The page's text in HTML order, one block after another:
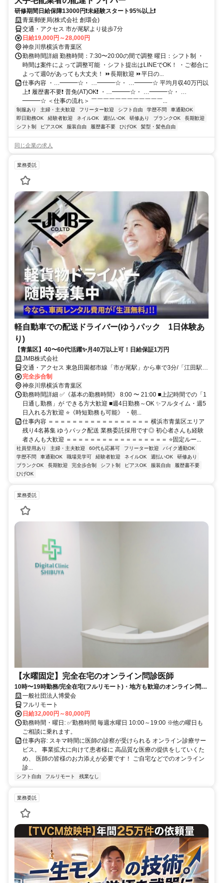
研修期間日給保障13000円❗未経験スタート95%以上❗
青葉郵便局(株式会社 創環会)
交通・アクセス 市が尾駅より徒歩7分
日給19,000円～28,000円
神奈川県横浜市青葉区
勤務時間詳細 勤務時間：7:30〜20:00の間で調整 曜日：シフト制 ・
時間は案件によって調整可能 ・シフト提出はLINEでOK！ ・ご都合に
よって週0があっても大丈夫！ ⏩長期歓迎 ⏩平日の...
仕事内容 ・…━━━☆・ …━━━☆・ …━━━☆ 平均月収40万円以
上❗ 履歴書不要❗ 普免(AT)OK❗ ・…━━━☆・ …━━━☆・ …
━━━☆ ＜仕事の流れ＞ ￣￣￣￣￣￣￣￣￣￣￣￣...
制服あり 主婦・主夫歓迎 フリーター歓迎 シフト自由 学歴不問
車通勤OK
即日勤務OK
経験者歓迎 ネイルOK 週払いOK 研修あり ブランクOK
長期歓迎
シフト制
ピアスOK 服装自由 履歴書不要 ひげOK 髪型・髪色自由
同じ企業の求人
業務委託
軽自動車での配送ドライバー(ゆうパック 1日体験あ
り)
【青葉区】40〜60代活躍✨月40万以上可！日給保証1万円
JMB株式会社
交通・アクセス 東急田園都市線「市が尾駅」から車で3分/「江田駅」
から車で5分 ※車・バイク通勤OK！
完全歩合制
神奈川県横浜市青葉区
勤務時間詳細 ✅《基本の勤務時間》 8:00 〜 21:00 ■上記時間での「1
日通し勤務」が できる方大歓迎 ■週4日勤務～OK ✨フルタイム・週5
日入れる方歓迎 ⭐《時短勤務も可能》 ・朝...
仕事内容 ＝＝＝＝＝＝＝＝＝＝＝＝＝＝＝＝＝ 横浜市青葉区エリア
残り4名募集 ゆうパック配送 業務委託採用です◎ 初心者さんも経験
者さんも大歓迎 ＝＝＝＝＝＝＝＝＝＝＝＝＝＝＝＝＝ ⭐固定ルー...
社員登用あり 主婦・主夫歓迎 60代も応募可 フリーター歓迎
バイク通勤OK
学歴不問
車通勤OK 職場見学可 経験者歓迎 ネイルOK 週払いOK
研修あり
ブランクOK
長期歓迎 完全歩合制 シフト制 ピアスOK 服装自由
履歴書不要
ひげOK
業務委託
【水曜固定】完全在宅のオンライン問診医師
10時〜19時勤務/完全在宅(フルリモート)・地方も歓迎のオンライン問診
業務一般社団法人博愛会
フルリモート
日給32,000円～80,000円
勤務時間・曜日: ✅勤務時間 毎週水曜日 10:00～19:00 ※他の曜日も
ご相談に乗れます。
仕事内容: スキマ時間に医師の診察が受けられる オンライン診療サー
ビス。 事業拡大に向けて患者様に 高品質な医療の提供をしていくた
め、 医師の皆様のお力添えが必要です！ ご自宅などでのオンライン
診...
シフト自由 フルリモート 残業なし
業務委託